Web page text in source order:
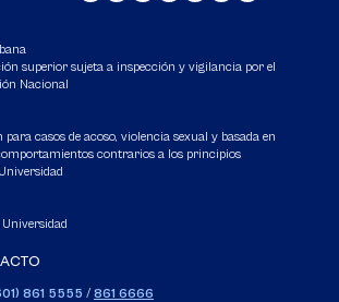
superior sujeta a inspección y vigilancia por el
Nacional
casos de acoso, violencia sexual y basada en
contrarios a los principios
861 5555 / 861 6666